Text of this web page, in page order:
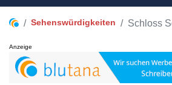
Sehenswürdigkeiten Schloss
Anzeige